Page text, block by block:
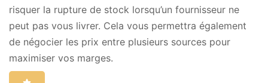
risquer la rupture de stock lorsqu’un fournisseur ne
peut pas vous livrer. Cela vous permettra également
de négocier les prix entre plusieurs sources pour
maximiser vos marges.